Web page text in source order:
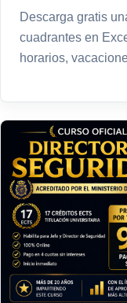
Descarga gratis
cuadrantes en
horarios,